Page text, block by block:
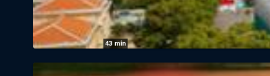
43 min
Traumorte: Staffel 3, Folge 3: Süd-Vietnam